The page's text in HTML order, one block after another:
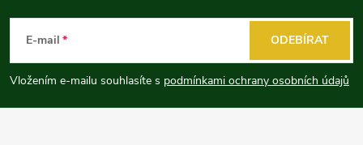
p
a
E-mail
Vložením e-mailu souhlasíte s podmínkami ochrany osobních údajů
ODEBÍRAT